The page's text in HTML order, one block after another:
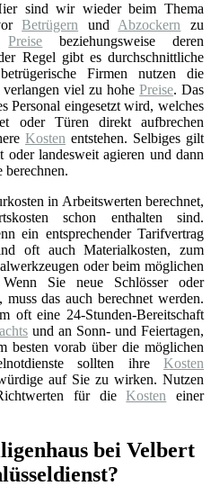
sind wir wieder beim Thema
Betrügern undAbzockern zu
Preise beziehungsweise deren
Regel gibt es durchschnittliche
Firmen nutzen die
viel zu hohe Preise. Das
Personal eingesetzt wird, welches
oder Türen direkt aufbrechen
Kosten entstehen. Selbiges gilt
landesweit agieren und dann
berechnen.
in Arbeitswerten berechnet,
schon enthalten sind.
ein entsprechender Tarifvertrag
oft auch Materialkosten, zum
oder beim möglichen
Sie neue Schlösser oder
muss das auch berechnet werden.
oft eine 24-Stunden-Bereitschaft
und an Sonn- und Feiertagen,
besten vorab über die möglichen
sollten ihre Kosten
auf Sie zu wirken. Nutzen
für dieKosten einer
bei Velbert